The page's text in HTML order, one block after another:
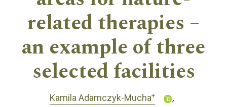
related therapies –
an example of three
selected facilities
Kamila Adamczyk-Mucha+